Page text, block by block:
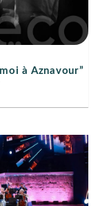
à Aznavour”